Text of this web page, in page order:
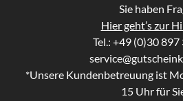
Sie haben
Hier geht’s zur
Tel.: +49 (0)30 897
*Unsere Kundenbetreuung ist
15 Uhr für